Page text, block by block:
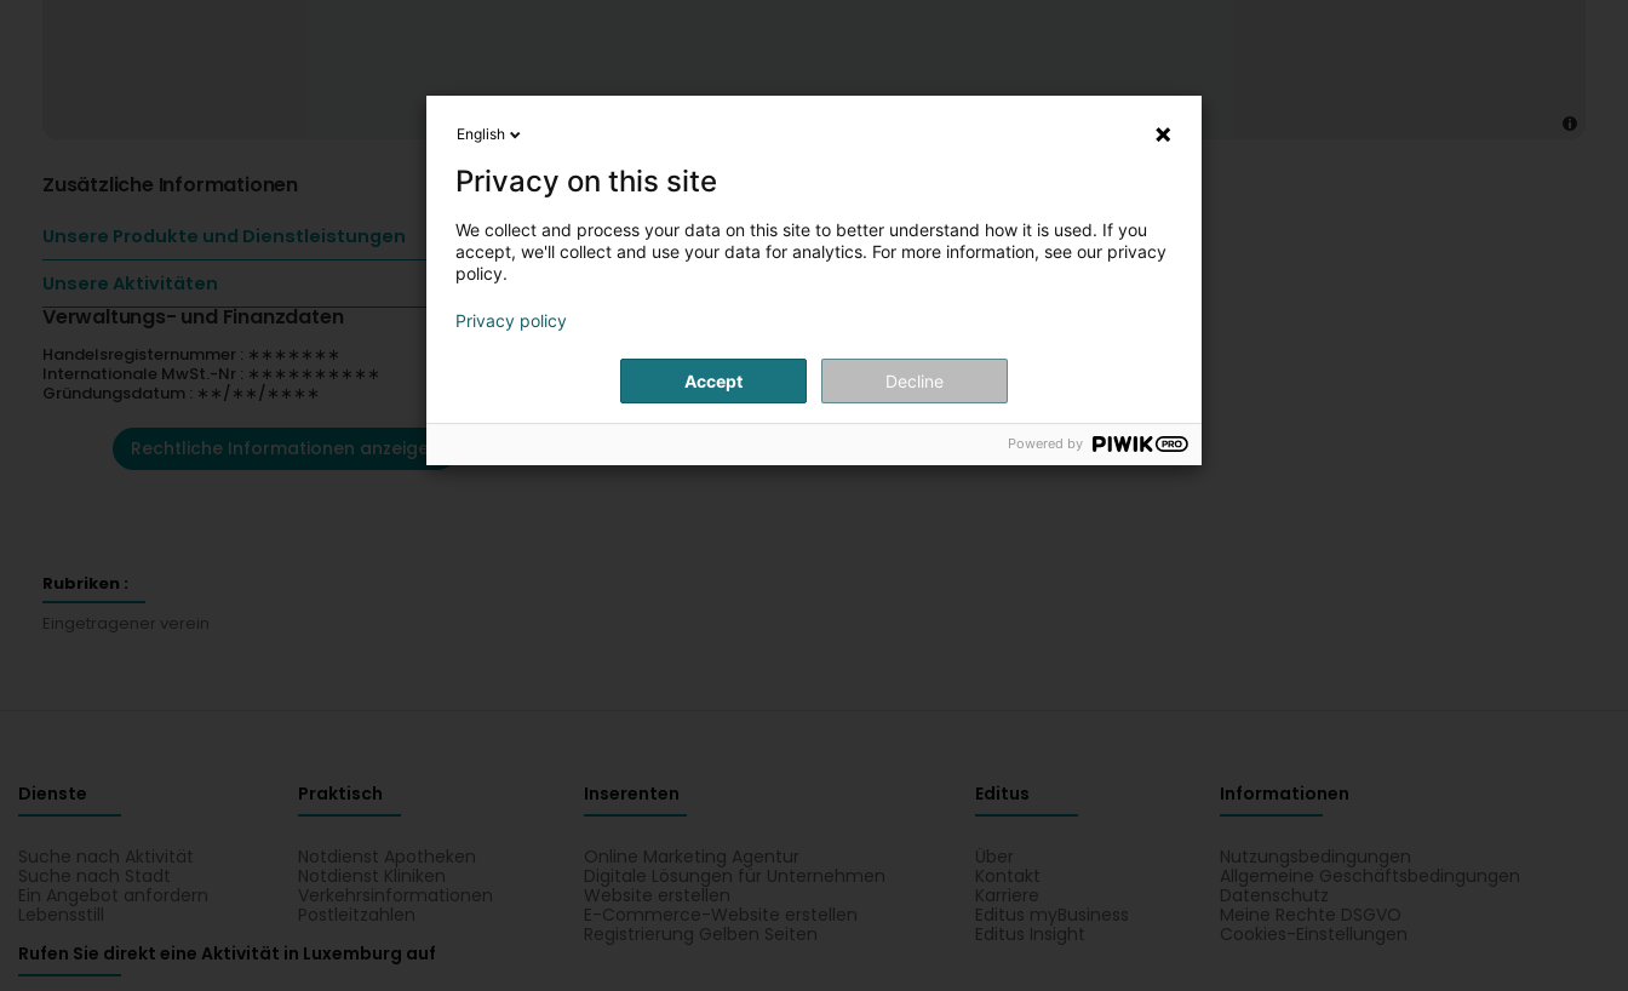
Zusätzliche Informationen
Unsere Produkte und Dienstleistungen
Unsere Aktivitäten
Verwaltungs- und Finanzdaten
Handelsregisternummer : ∗∗∗∗∗∗∗
Internationale MwSt.-Nr : ∗∗∗∗∗∗∗∗∗∗
Gründungsdatum : ∗∗/∗∗/∗∗∗∗
Rechtliche Informationen anzeigen
Rubriken :
Eingetragener verein
Dienste
Suche nach Aktivität
Suche nach Stadt
Ein Angebot anfordern
Lebensstill
Praktisch
Notdienst Apotheken
Notdienst Kliniken
Verkehrsinformationen
Postleitzahlen
Inserenten
Online Marketing Agentur
Digitale Lösungen für Unternehmen
Website erstellen
E-Commerce-Website erstellen
Registrierung Gelben Seiten
Editus
Über
Kontakt
Karriere
Editus myBusiness
Editus Insight
Informationen
Nutzungsbedingungen
Allgemeine Geschäftsbedingungen
Datenschutz
Meine Rechte DSGVO
Cookies-Einstellungen
Rufen Sie direkt eine Aktivität in Luxemburg auf
English
Privacy on this site
We collect and process your data on this site to better understand how it is used. If you
accept, we'll collect and use your data for analytics. For more information, see our privacy
policy.
Privacy policy
Accept Decline
Powered by